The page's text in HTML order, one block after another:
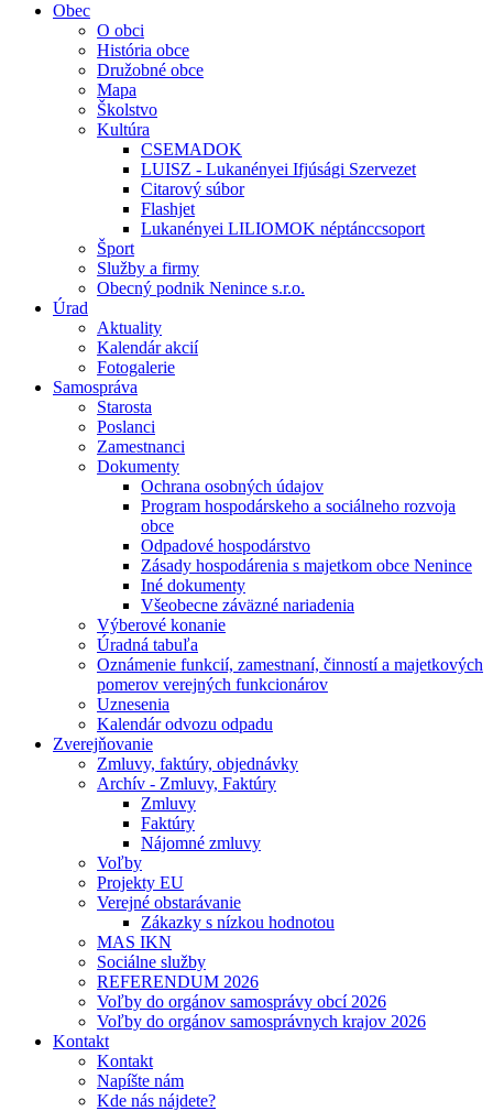
Obec
O obci
História obce
Družobné obce
Mapa
Školstvo
Kultúra
CSEMADOK
LUISZ - Lukanényei Ifjúsági Szervezet
Citarový súbor
Flashjet
Lukanényei LILIOMOK néptánccsoport
Šport
Služby a firmy
Obecný podnik Nenince s.r.o.
Úrad
Aktuality
Kalendár akcií
Fotogalerie
Samospráva
Starosta
Poslanci
Zamestnanci
Dokumenty
Ochrana osobných údajov
Program hospodárskeho a sociálneho rozvoja
obce
Odpadové hospodárstvo
Zásady hospodárenia s majetkom obce Nenince
Iné dokumenty
Všeobecne záväzné nariadenia
Výberové konanie
Úradná tabuľa
Oznámenie funkcií, zamestnaní, činností a majetkových
pomerov verejných funkcionárov
Uznesenia
Kalendár odvozu odpadu
Zverejňovanie
Zmluvy, faktúry, objednávky
Archív - Zmluvy, Faktúry
Zmluvy
Faktúry
Nájomné zmluvy
Voľby
Projekty EU
Verejné obstarávanie
Zákazky s nízkou hodnotou
MAS IKN
Sociálne služby
REFERENDUM 2026
Voľby do orgánov samosprávy obcí 2026
Voľby do orgánov samosprávnych krajov 2026
Kontakt
Kontakt
Napíšte nám
Kde nás nájdete?